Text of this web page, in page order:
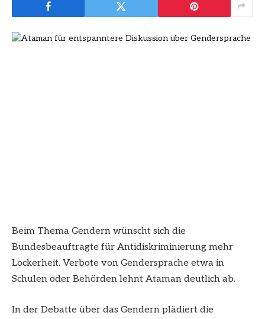
Beim Thema Gendern wünscht sich die
Bundesbeauftragte für Antidiskriminierung mehr
Lockerheit. Verbote von Gendersprache etwa in
Schulen oder Behörden lehnt Ataman deutlich ab.
In der Debatte über das Gendern plädiert die